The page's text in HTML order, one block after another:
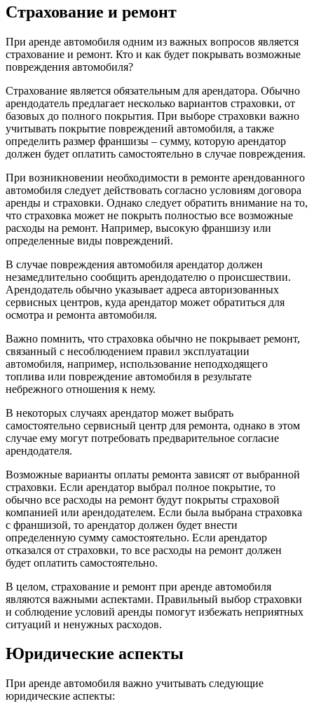
Страхование и ремонт
При аренде автомобиля одним из важных вопросов является
страхование и ремонт. Кто и как будет покрывать возможные
повреждения автомобиля?
Страхование является обязательным для арендатора. Обычно
арендодатель предлагает несколько вариантов страховки, от
базовых до полного покрытия. При выборе страховки важно
учитывать покрытие повреждений автомобиля, а также
определить размер франшизы – сумму, которую арендатор
должен будет оплатить самостоятельно в случае повреждения.
При возникновении необходимости в ремонте арендованного
автомобиля следует действовать согласно условиям договора
аренды и страховки. Однако следует обратить внимание на то,
что страховка может не покрыть полностью все возможные
расходы на ремонт. Например, высокую франшизу или
определенные виды повреждений.
В случае повреждения автомобиля арендатор должен
незамедлительно сообщить арендодателю о происшествии.
Арендодатель обычно указывает адреса авторизованных
сервисных центров, куда арендатор может обратиться для
осмотра и ремонта автомобиля.
Важно помнить, что страховка обычно не покрывает ремонт,
связанный с несоблюдением правил эксплуатации
автомобиля, например, использование неподходящего
топлива или повреждение автомобиля в результате
небрежного отношения к нему.
В некоторых случаях арендатор может выбрать
самостоятельно сервисный центр для ремонта, однако в этом
случае ему могут потребовать предварительное согласие
арендодателя.
Возможные варианты оплаты ремонта зависят от выбранной
страховки. Если арендатор выбрал полное покрытие, то
обычно все расходы на ремонт будут покрыты страховой
компанией или арендодателем. Если была выбрана страховка
с франшизой, то арендатор должен будет внести
определенную сумму самостоятельно. Если арендатор
отказался от страховки, то все расходы на ремонт должен
будет оплатить самостоятельно.
В целом, страхование и ремонт при аренде автомобиля
являются важными аспектами. Правильный выбор страховки
и соблюдение условий аренды помогут избежать неприятных
ситуаций и ненужных расходов.
Юридические аспекты
При аренде автомобиля важно учитывать следующие
юридические аспекты: